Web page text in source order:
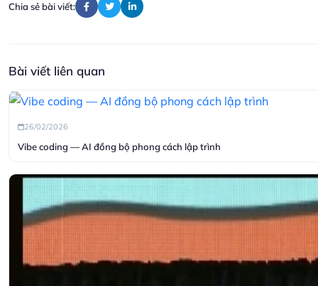
Chia sẻ bài viết:
Bài viết liên quan
26/02/2026
Vibe coding — AI đồng bộ phong cách lập trình